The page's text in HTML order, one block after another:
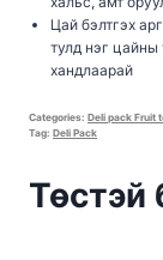
Цай бэлтгэх
тулд нэг
хандлаарай
Categories: Deli pack Fruit
Tag: Deli Pack
Төстэй